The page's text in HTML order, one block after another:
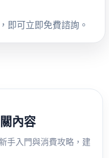
即可立即免費諮詢。
內容
手入門與消費攻略，建